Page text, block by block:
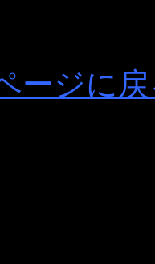
ージに